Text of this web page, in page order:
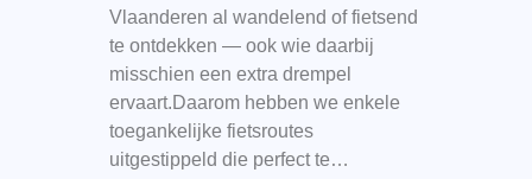
Vlaanderen al wandelend of fietsend
te ontdekken — ook wie daarbij
misschien een extra drempel
ervaart.Daarom hebben we enkele
toegankelijke fietsroutes
uitgestippeld die perfect te…